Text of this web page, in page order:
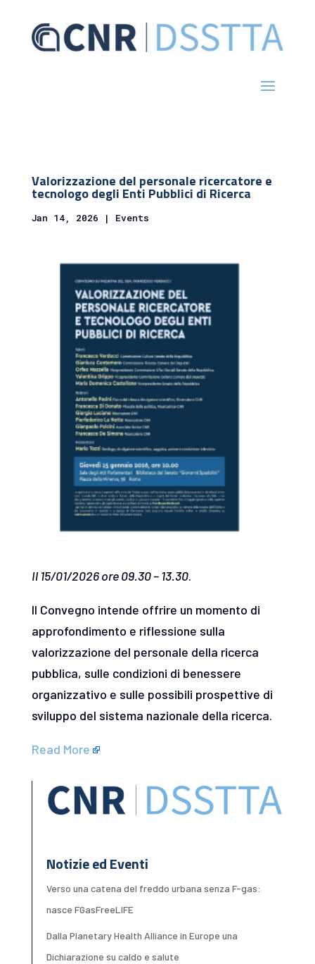
Valorizzazione del personale ricercatore e
tecnologo degli Enti Pubblici di Ricerca
Jan 14, 2026 | Events
Il 15/01/2026 ore 09.30 – 13.30.
Il Convegno intende offrire un momento di
approfondimento e riflessione sulla
valorizzazione del personale della ricerca
pubblica, sulle condizioni di benessere
organizzativo e sulle possibili prospettive di
sviluppo del sistema nazionale della ricerca.
Read More
Notizie ed Eventi
Verso una catena del freddo urbana senza F-gas:
nasce FGasFreeLIFE
Dalla Planetary Health Alliance in Europe una
Dichiarazione su caldo e salute